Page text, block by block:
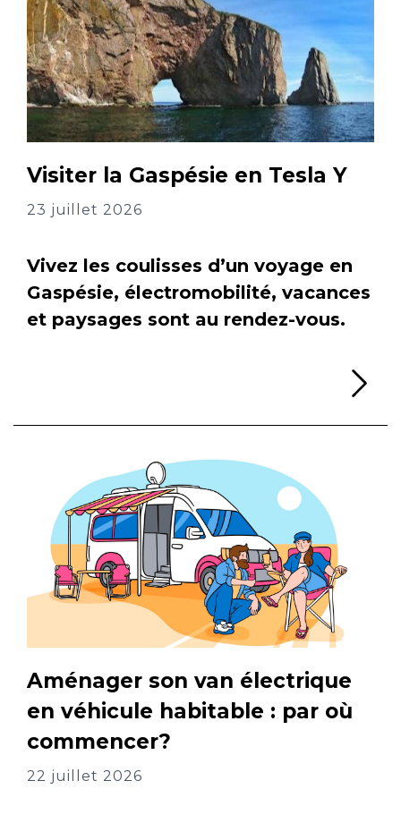
Visiter la Gaspésie en Tesla Y
23 juillet 2026
Vivez les coulisses d’un voyage en
Gaspésie, électromobilité, vacances
et paysages sont au rendez-vous.
Aménager son van électrique
en véhicule habitable : par où
commencer?
22 juillet 2026